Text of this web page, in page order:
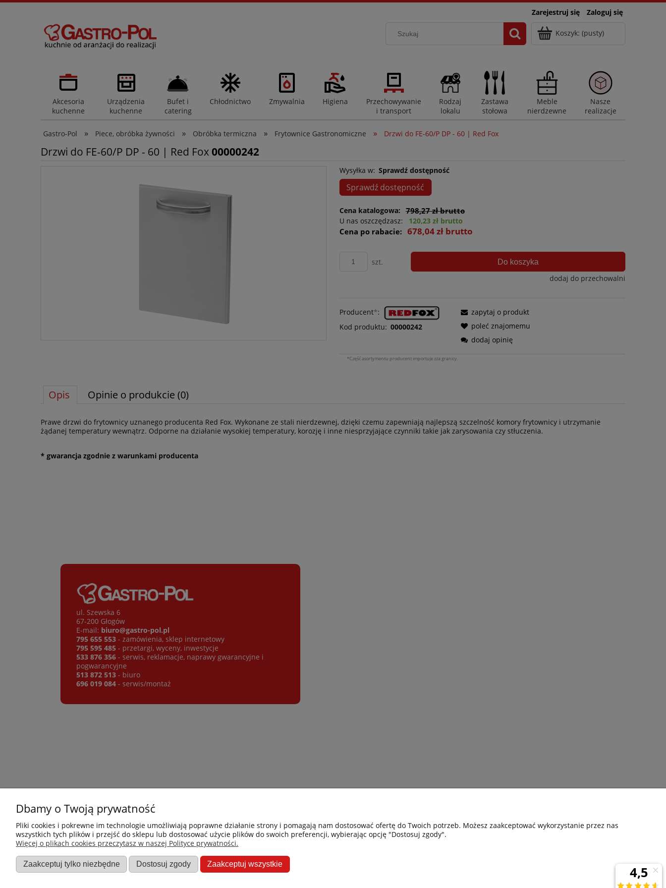
Zarejestruj się Zaloguj się
Koszyk: (pusty)
Akcesoria
kuchenne
Urządzenia
kuchenne
Bufet i
catering
Chłodnictwo Zmywalnia Higiena
Przechowywanie
i transport
Rodzaj
lokalu
Zastawa
stołowa
Meble
nierdzewne
Nasze
realizacje
Gastro-Pol » Piece, obróbka żywności » Obróbka termiczna » Frytownice Gastronomiczne » Drzwi do FE-60/P DP - 60 | Red Fox
Drzwi do FE-60/P DP - 60 | Red Fox00000242
Wysyłka w: Sprawdź dostępność
Sprawdź dostępność
Cena katalogowa: 798,27 zł brutto
U nas oszczędzasz: 120,23 zł brutto
Cena po rabacie: 678,04 zł brutto
szt. Do koszyka
dodaj do przechowalni
Producent*:
Kod produktu: 00000242
zapytaj o produkt
poleć znajomemu
dodaj opinię
*Część asortymentu producent importuje zza granicy.
Opis Opinie o produkcie (0)
Prawe drzwi do frytownicy uznanego producenta Red Fox. Wykonane ze stali nierdzewnej, dzięki czemu zapewniają najlepszą szczelność komory frytownicy i utrzymanie
żądanej temperatury wewnątrz. Odporne na działanie wysokiej temperatury, korozję i inne niesprzyjające czynniki takie jak zarysowania czy stłuczenia.
* gwarancja zgodnie z warunkami producenta
ul. Szewska 6
67-200 Głogów
E-mail: biuro@gastro-pol.pl
795 655 553 - zamówienia, sklep internetowy
795 595 485 - przetargi, wyceny, inwestycje
533 876 356 - serwis, reklamacje, naprawy gwarancyjne i
pogwarancyjne
513 872 513 - biuro
696 019 084 - serwis/montaż
Jak kupować?
Nowości
Dane firmy
Facebook
Ceneo
Twoje zamówienia
Dbamy o Twoją prywatność
Pliki cookies i pokrewne im technologie umożliwiają poprawne działanie strony i pomagają nam dostosować ofertę do Twoich potrzeb. Możesz zaakceptować wykorzystanie przez nas
wszystkich tych plików i przejść do sklepu lub dostosować użycie plików do swoich preferencji, wybierając opcję "Dostosuj zgody".
Więcej o plikach cookies przeczytasz w naszej Polityce prywatności.
Zaakceptuj tylko niezbędne Dostosuj zgody Zaakceptuj wszystkie